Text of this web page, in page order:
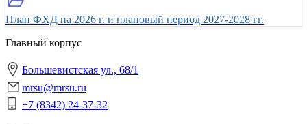
План ФХД на 2026 г. и плановый период 2027-2028 гг.
Главный корпус
Большевистская ул., 68/1
mrsu@mrsu.ru
+7 (8342) 24-37-32